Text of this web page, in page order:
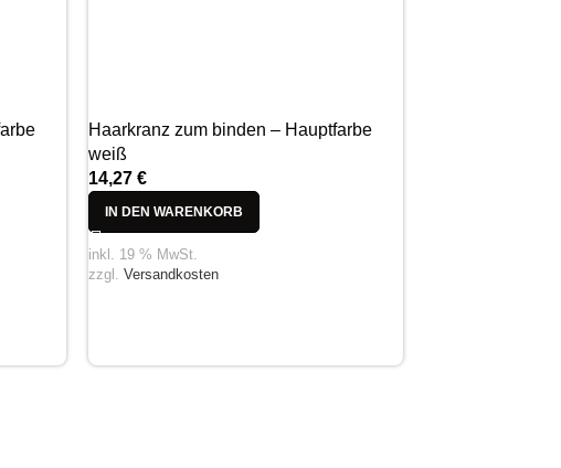
Haarkranz zum binden – Hauptfarbe
weiß
14,27 €
IN DEN WARENKORB
inkl. 19 % MwSt.
zzgl. Versandkosten